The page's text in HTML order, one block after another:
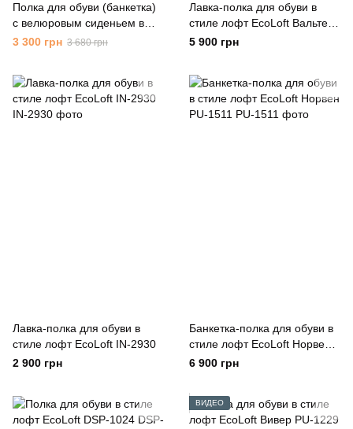
Полка для обуви (банкетка)
с велюровым сиденьем в
стиле лофт EcoLoft TX-1198
3 300 грн 3 680 грн
Лавка-полка для обуви в
стиле лофт EcoLoft Вальтен
DSP-1446
5 900 грн
Лавка-полка для обуви в
стиле лофт EcoLoft IN-2930
2 900 грн
Банкетка-полка для обуви в
стиле лофт EcoLoft Норвен
PU-1511
6 900 грн
ВИДЕО